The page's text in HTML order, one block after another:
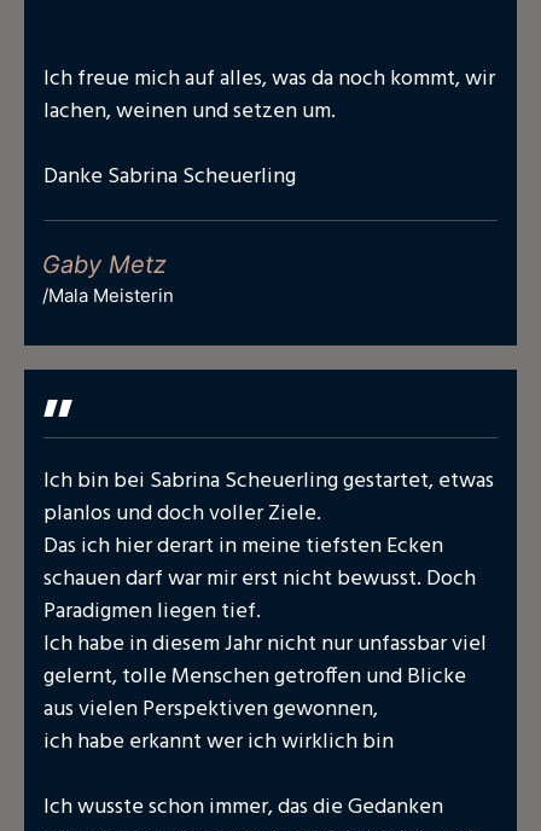
Ich freue mich auf alles, was da noch kommt, wir
lachen, weinen und setzen um.
Danke Sabrina Scheuerling
Gaby Metz
/Mala Meisterin
"
Ich bin bei Sabrina Scheuerling gestartet, etwas
planlos und doch voller Ziele.
Das ich hier derart in meine tiefsten Ecken
schauen darf war mir erst nicht bewusst. Doch
Paradigmen liegen tief.
Ich habe in diesem Jahr nicht nur unfassbar viel
gelernt, tolle Menschen getroffen und Blicke
aus vielen Perspektiven gewonnen,
ich habe erkannt wer ich wirklich bin
Ich wusste schon immer, das die Gedanken